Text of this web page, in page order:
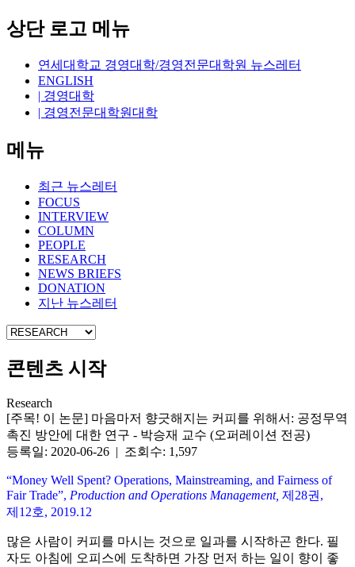
상단 로고 메뉴
연세대학교 경영대학/경영전문대학원 뉴스레터
ENGLISH
| 경영대학
| 경영전문대학원대학
메뉴
최근 뉴스레터
FOCUS
INTERVIEW
COLUMN
PEOPLE
RESEARCH
NEWS BRIEFS
DONATION
지난 뉴스레터
콘텐츠 시작
Research
[주목! 이 논문] 마음마저 향긋해지는 커피를 위해서: 공정무역
촉진 방안에 대한 연구 - 박승재 교수 (오퍼레이션 전공)
등록일: 2020-06-26 | 조회수: 1,597
“Money Well Spent? Operations, Mainstreaming, and Fairness of
Fair Trade”, Production and Operations Management, 제28권,
제12호, 2019.12
많은 사람이 커피를 마시는 것으로 일과를 시작하곤 한다. 필
자도 아침에 오피스에 도착하면 가장 먼저 하는 일이 향이 좋